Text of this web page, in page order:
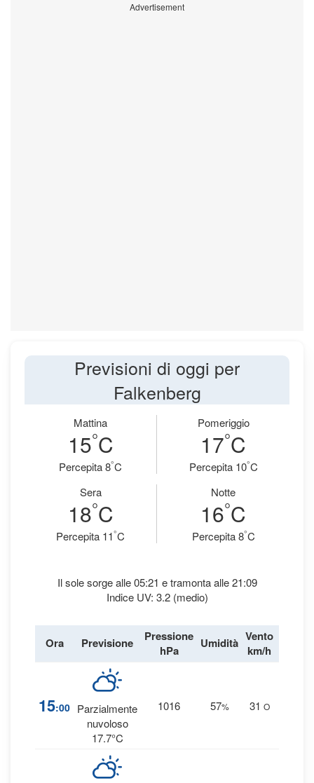
Advertisement
Previsioni di oggi per
Falkenberg
Mattina
15°C
Percepita 8°C
Pomeriggio
17°C
Percepita 10°C
Sera
18°C
Percepita 11°C
Notte
16°C
Percepita 8°C
Il sole sorge alle 05:21 e tramonta alle 21:09
Indice UV: 3.2 (medio)
Ora Previsione
Pressione
hPa
Umidità Vento
km/h
15:00 Parzialmente
nuvoloso
17.7°C
1016 57% 31 O